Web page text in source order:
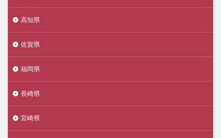
高知県
佐賀県
福岡県
長崎県
宮崎県